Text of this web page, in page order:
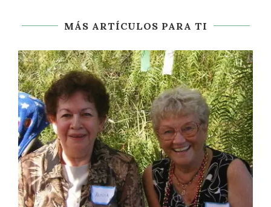
MÁS ARTÍCULOS PARA TI